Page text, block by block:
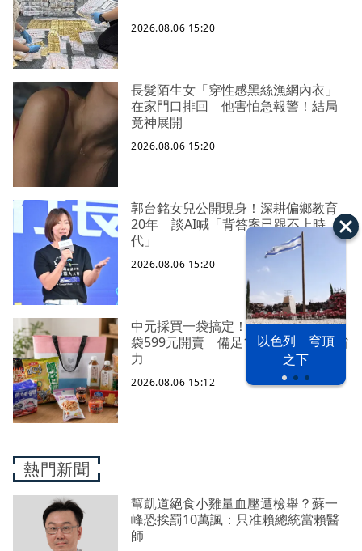
以色列 穹頂
之下
2026.08.06 15:20
長髮陌生女「穿性感黑絲漁網內衣」
在家門口排回 他害怕急報警！結局
竟神展開
2026.08.06 15:20
郭台銘女兒公開現身！深耕偏鄉教育
20年 談AI喊「背答案已跟不上時
代」
2026.08.06 15:20
中元採買一袋搞定！萊爾富限量普渡
袋599元開賣 備足12款商品祭祀超省
力
2026.08.06 15:12
熱門新聞
幫凱道絕食小雞量血壓遭檢舉？蘇一
峰恐挨罰10萬諷：只准賴總統當賴醫
師